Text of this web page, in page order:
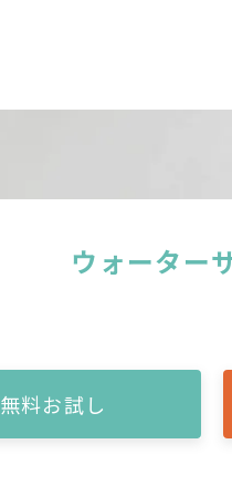
ウォーター
無料お試し